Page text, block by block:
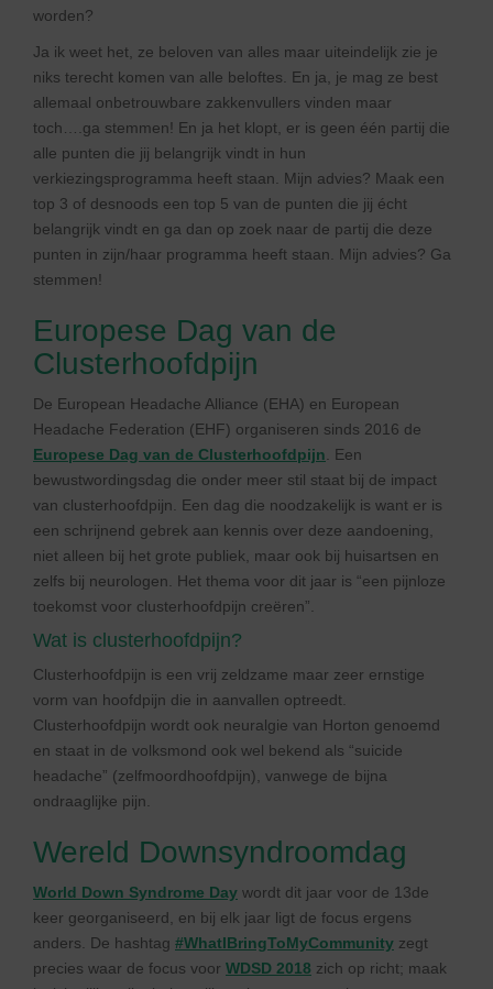
worden?
Ja ik weet het, ze beloven van alles maar uiteindelijk zie je
niks terecht komen van alle beloftes. En ja, je mag ze best
allemaal onbetrouwbare zakkenvullers vinden maar
toch….ga stemmen! En ja het klopt, er is geen één partij die
alle punten die jij belangrijk vindt in hun
verkiezingsprogramma heeft staan. Mijn advies? Maak een
top 3 of desnoods een top 5 van de punten die jij écht
belangrijk vindt en ga dan op zoek naar de partij die deze
punten in zijn/haar programma heeft staan. Mijn advies? Ga
stemmen!
Europese Dag van de
Clusterhoofdpijn
De European Headache Alliance (EHA) en European
Headache Federation (EHF) organiseren sinds 2016 de
Europese Dag van de Clusterhoofdpijn . Een
bewustwordingsdag die onder meer stil staat bij de impact
van clusterhoofdpijn. Een dag die noodzakelijk is want er is
een schrijnend gebrek aan kennis over deze aandoening,
niet alleen bij het grote publiek, maar ook bij huisartsen en
zelfs bij neurologen. Het thema voor dit jaar is “een pijnloze
toekomst voor clusterhoofdpijn creëren”.
Wat is clusterhoofdpijn?
Clusterhoofdpijn is een vrij zeldzame maar zeer ernstige
vorm van hoofdpijn die in aanvallen optreedt.
Clusterhoofdpijn wordt ook neuralgie van Horton genoemd
en staat in de volksmond ook wel bekend als “suicide
headache” (zelfmoordhoofdpijn), vanwege de bijna
ondraaglijke pijn.
Wereld Downsyndroomdag
World Down Syndrome Day wordt dit jaar voor de 13de
keer georganiseerd, en bij elk jaar ligt de focus ergens
anders. De hashtag #WhatIBringToMyCommunity zegt
precies waar de focus voor WDSD 2018 zich op richt; maak